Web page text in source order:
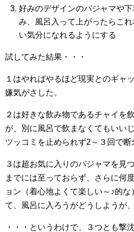
好みのデザインのパジャマや
み、風呂入って上がったらこ
い気分になれるようにする
試してみた結果・・・
１はやればやるほど現実とのギャ
嫌気がさした。
２は好きな飲み物であるチャイを
が、別に風呂で飲まなくてもいい
ツッコミを止められず2～３回で断
３は超お気に入りのパジャマを見
までには至っておらず、さらに何
ョン（着心地よくて楽しい～♪的
て、風呂に入ろうがどうしようが
・・・というわけで、３つとも撃